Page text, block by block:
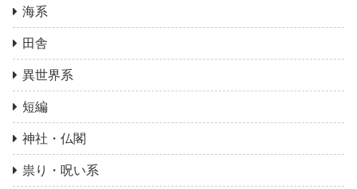
海系
田舎
異世界系
短編
神社・仏閣
祟り・呪い系